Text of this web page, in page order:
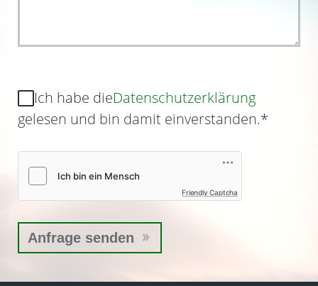
Ich habe dieDatenschutzerklärung
gelesen und bin damit einverstanden.*
Friendly Captcha